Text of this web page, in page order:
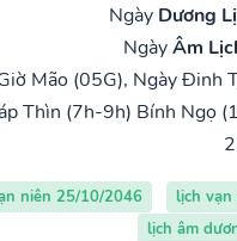
Ngày Dương
NgàyÂm
Mão (05G), Ngày Đinh
Thìn (7h-9h) Bính Ngọ
niên 25/10/2046 lịch
lịch âm